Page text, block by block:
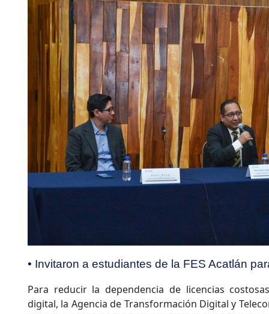
• Invitaron a estudiantes de la FES Acatlán
Para reducir la dependencia de licencias
digital, la Agencia de Transformación Digital y